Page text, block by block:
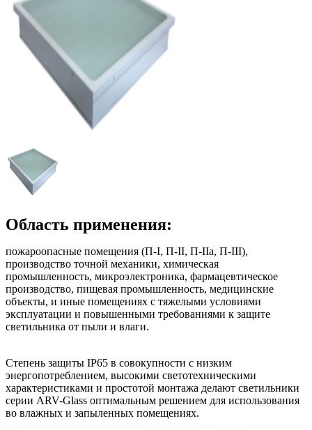
Область применения:
пожароопасные помещения (П-I, П-II, П-IIа, П-III),
производство точной механики, химическая
промышленность, микроэлектроника, фармацевтическое
производство, пищевая промышленность, медицинские
объекты, и иные помещениях с тяжелыми условиями
эксплуатации и повышенными требованиями к защите
светильника от пыли и влаги.
Степень защиты IP65 в совокупности с низким
энергопотреблением, высокими светотехническими
характеристиками и простотой монтажа делают светильники
серии ARV-Glass оптимальным решением для использования
во влажных и запыленных помещениях.